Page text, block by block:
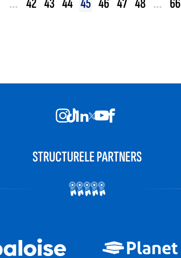
... 42 43 44 45 46 47 48 ... 66
STRUCTURELE PARTNERS